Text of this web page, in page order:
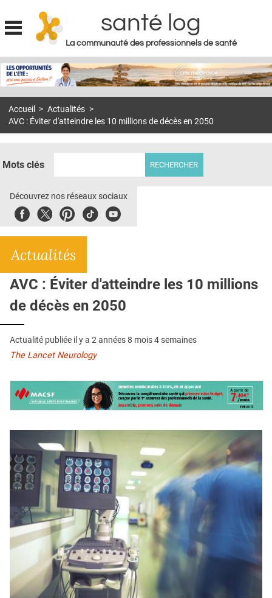
Jump to navigation
santé log
La communauté des professionnels de santé
MON COMPTE
S'ABONNER À LA REVUE SOIN À DOMICILE
DOSSIERS
E-REVUE SAD
L'APP
QUI SOMMES-NOUS ?
PUBLICITÉ
CONDITIONS GÉNÉRALES
CONTACT
Accueil > Actualités >
AVC : Éviter d'atteindre les 10 millions de décès en 2050
Mots clés
Découvrez nos réseaux sociaux
FacebookTwitterPinterest
TiktokYoubute
Actualités
AVC : Éviter d'atteindre les 10 millions
de décès en 2050
Actualité publiée il y a 2 années 8 mois 4 semaines
The Lancet Neurology